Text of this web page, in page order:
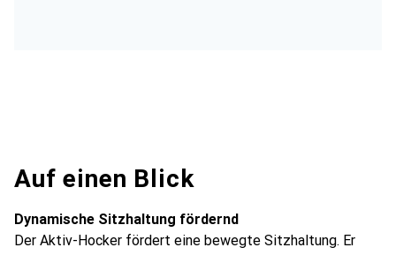
Auf einen Blick
Dynamische Sitzhaltung fördernd
Der Aktiv-Hocker fördert eine bewegte Sitzhaltung. Er